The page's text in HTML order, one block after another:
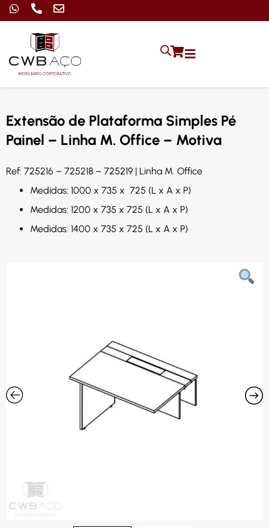
Extensão de Plataforma Simples Pé
Painel – Linha M. Office – Motiva
Ref: 725216 – 725218 – 725219 | Linha M. Office
Medidas: 1000 x 735 x 725 (L x A x P)
Medidas: 1200 x 735 x 725 (L x A x P)
Medidas: 1400 x 735 x 725 (L x A x P)